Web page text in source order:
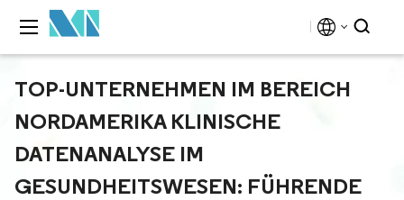
TOP-UNTERNEHMEN IM BEREICH
NORDAMERIKA KLINISCHE
DATENANALYSE IM
GESUNDHEITSWESEN: FÜHRENDE